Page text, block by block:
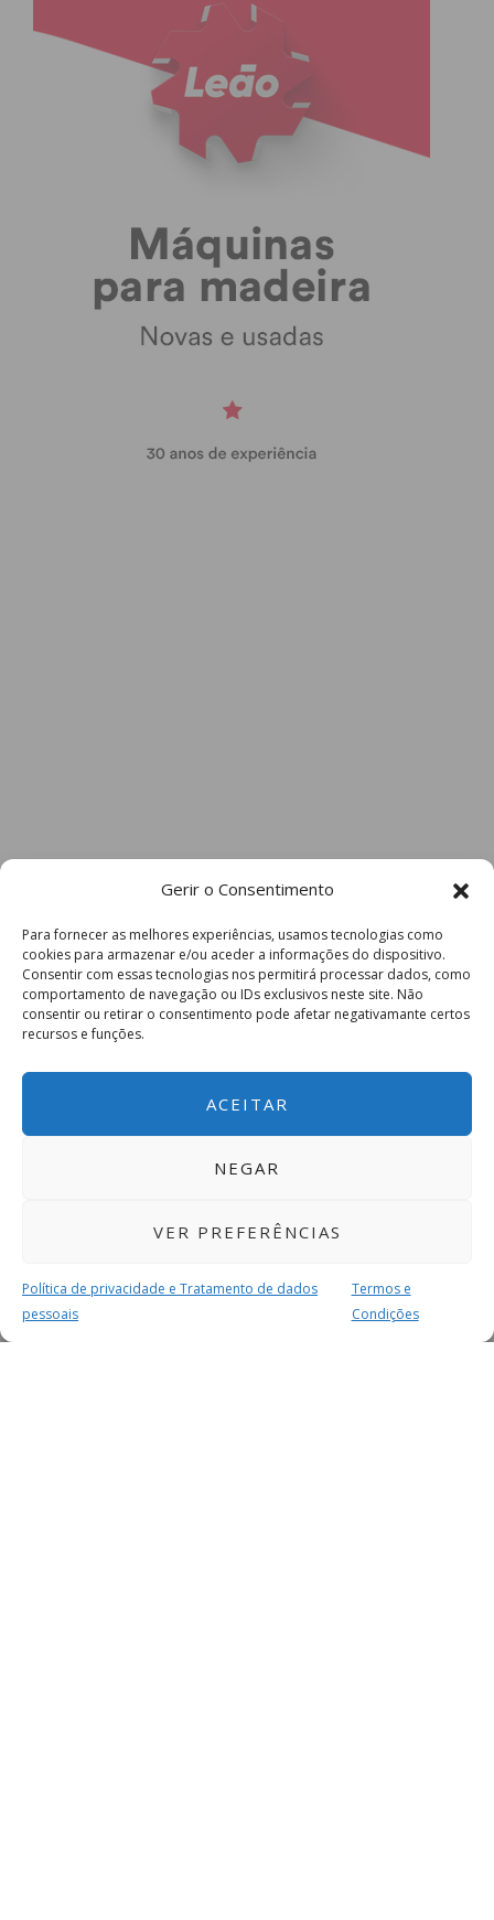
Gerir o Consentimento
Para fornecer as melhores experiências, usamos tecnologias como
cookies para armazenar e/ou aceder a informações do dispositivo.
Consentir com essas tecnologias nos permitirá processar dados, como
comportamento de navegação ou IDs exclusivos neste site. Não
consentir ou retirar o consentimento pode afetar negativamante certos
recursos e funções.
ACEITAR
NEGAR
VER PREFERÊNCIAS
Política de privacidade e Tratamento de dados
pessoais
Termos e
Condições